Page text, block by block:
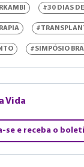
#30 DIAS
#SIMPÓSIO
Vida
se e receba o